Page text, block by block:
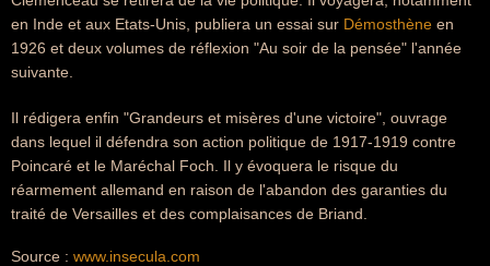
en Inde et aux Etats-Unis, publiera un essai sur Démosthène en
1926 et deux volumes de réflexion "Au soir de la pensée" l'année
suivante.
Il rédigera enfin "Grandeurs et misères d'une victoire", ouvrage
dans lequel il défendra son action politique de 1917-1919 contre
Poincaré et le Maréchal Foch. Il y évoquera le risque du
réarmement allemand en raison de l'abandon des garanties du
traité de Versailles et des complaisances de Briand.
Source : www.insecula.com